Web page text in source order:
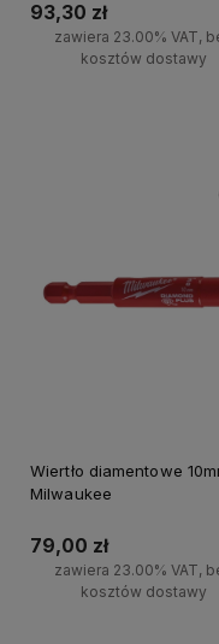
93,30 zł
zawiera 23.00% VAT,
kosztów dostawy
Wiertło diamentowe
Milwaukee
79,00 zł
zawiera 23.00% VAT,
kosztów dostawy